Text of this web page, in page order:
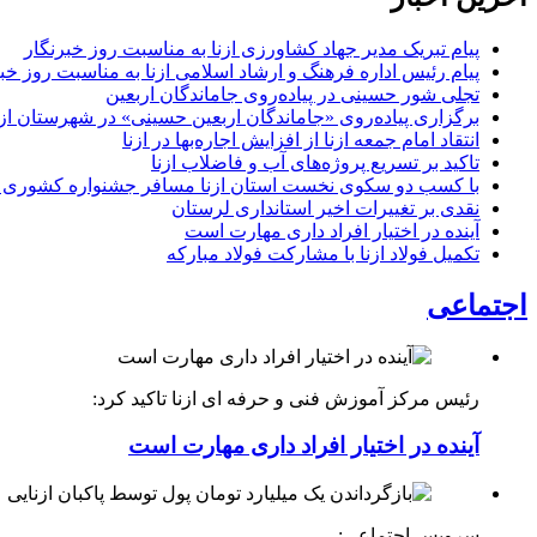
پیام تبریک مدیر جهاد کشاورزی ازنا به مناسبت روز خبرنگار
پیام رئیس اداره فرهنگ و ارشاد اسلامی ازنا به مناسبت روز
تجلی شور حسینی در پیاده‌روی جاماندگان اربعین
برگزاری پیاده‌روی «جاماندگان اربعین حسینی» در شهرستان
انتقاد امام جمعه ازنا از افزایش اجاره‌بها در ازنا
تاکید بر تسریع پروژه‌های آب و فاضلاب ازنا
با کسب دو سکوی نخست استان ازنا مسافر جشنواره کشوری
نقدی بر تغییرات اخیر استانداری لرستان
آینده در اختیار افراد داری مهارت است
تکمیل فولاد ازنا با مشارکت فولاد مبارکه
اجتماعی
رئیس مرکز آموزش فنی و حرفه ای ازنا تاکید کرد:
آینده در اختیار افراد داری مهارت است